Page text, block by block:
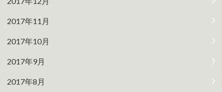
2017年11月
2017年10月
2017年9月
2017年8月